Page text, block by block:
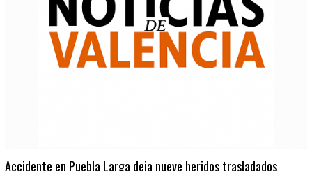
Accidente en Puebla Larga deja nueve heridos trasladados